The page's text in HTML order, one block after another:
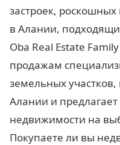
застроек,
в Алании,
Oba Real Estate
продажам
земельных
Алании и
недвижимости на
Покупаете ли вы